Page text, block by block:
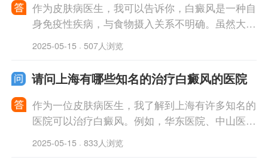
作为皮肤病医生，我可以告诉你，白癜风是一种自
身免疫性疾病，与食物摄入关系不明确。虽然大蒜
具有一些保健功效，但对白癜风的治疗作用尚无科
学证据。我们建议患者在饮食方面保持均
2025-05-15 · 507人浏览
请问上海有哪些知名的治疗白癜风的医院
作为一位皮肤病医生，我了解到上海有许多知名的
医院可以治疗白癜风。例如，华东医院、中山医院
等都有专业的白癜风诊疗团队和丰富的临床经验，
可以采用中西医结合的方法进行治疗。
2025-05-15 · 833人浏览